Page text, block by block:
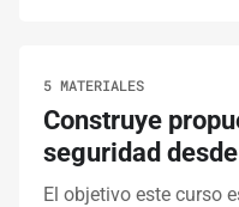
5 MATERIALES
Construye
seguridad
El objetivo este curso